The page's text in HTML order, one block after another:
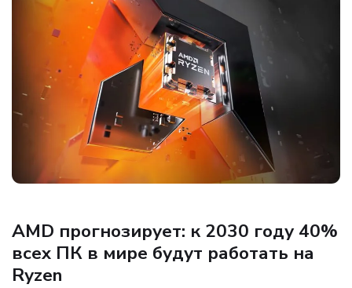
AMD прогнозирует: к 2030 году 40%
всех ПК в мире будут работать на
Ryzen